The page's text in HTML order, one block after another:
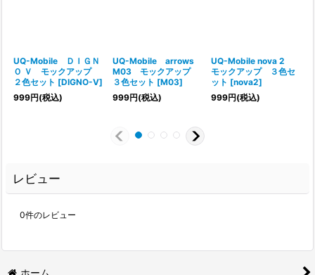
UQ-Mobile ＤＩＧＮ
Ｏ Ｖ モックアップ
２色セット [DIGNO-V]
999円(税込)
UQ-Mobile arrows
M03 モックアップ
３色セット [M03]
999円(税込)
UQ-Mobile nova 2
モックアップ ３色セ
ット [nova2]
999円(税込)
レビュー
0件のレビュー
ホーム